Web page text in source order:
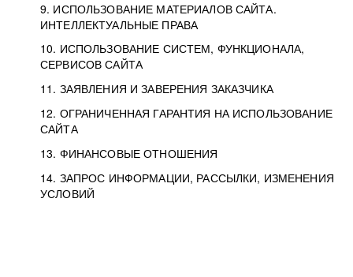
9. ИСПОЛЬЗОВАНИЕ МАТЕРИАЛОВ САЙТА.
ИНТЕЛЛЕКТУАЛЬНЫЕ ПРАВА
10. ИСПОЛЬЗОВАНИЕ СИСТЕМ, ФУНКЦИОНАЛА,
СЕРВИСОВ САЙТА
11. ЗАЯВЛЕНИЯ И ЗАВЕРЕНИЯ ЗАКАЗЧИКА
12. ОГРАНИЧЕННАЯ ГАРАНТИЯ НА ИСПОЛЬЗОВАНИЕ
САЙТА
13. ФИНАНСОВЫЕ ОТНОШЕНИЯ
14. ЗАПРОС ИНФОРМАЦИИ, РАССЫЛКИ, ИЗМЕНЕНИЯ
УСЛОВИЙ